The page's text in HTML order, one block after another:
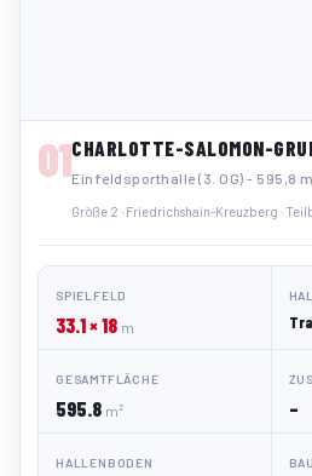
01CHARLOTTE-SALOMON-
Einfeldsporthalle (3. OG) - 595,8
Größe 2 · Friedrichshain-Kreuzberg ·
SPIELFELD
33.1 × 18 m
GESAMTFLÄCHE
595.8 m² –
HALLENBODEN